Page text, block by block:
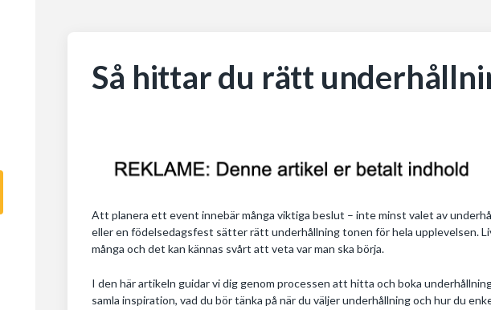
Så hittar du rätt
Att planera ett event innebär många viktiga beslut – inte minst valet av
eller en födelsedagsfest sätter rätt underhållning tonen för hela upplevelsen.
många och det kan kännas svårt att veta var man ska börja.
I den här artikeln guidar vi dig genom processen att hitta och boka
samla inspiration, vad du bör tänka på när du väljer underhållning och hur du